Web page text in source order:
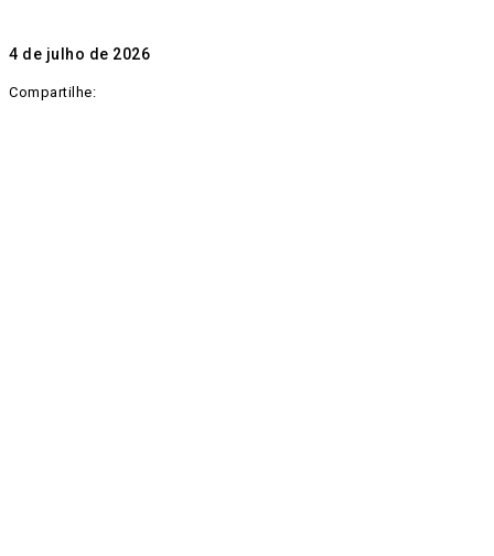
4 de julho de 2026
Compartilhe: